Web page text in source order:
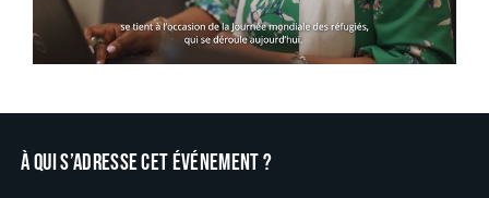
À qui s’adresse cet événement ?